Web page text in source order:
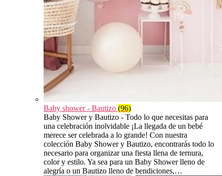
Baby shower - Bautizo (96)
Baby Shower y Bautizo - Todo lo que necesitas para
una celebración inolvidable ¡La llegada de un bebé
merece ser celebrada a lo grande! Con nuestra
colección Baby Shower y Bautizo, encontrarás todo lo
necesario para organizar una fiesta llena de ternura,
color y estilo. Ya sea para un Baby Shower lleno de
alegría o un Bautizo lleno de bendiciones,…